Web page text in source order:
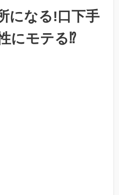
になる!口下手
にモテる⁉︎